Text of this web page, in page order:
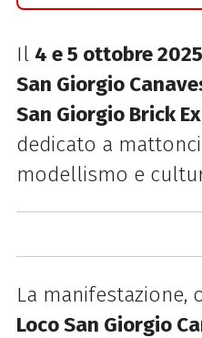
Il 4 e 5 ottobre 2025
San Giorgio
San Giorgio Brick
dedicato a
modellismo e
La manifestazione,
Loco San Giorgio